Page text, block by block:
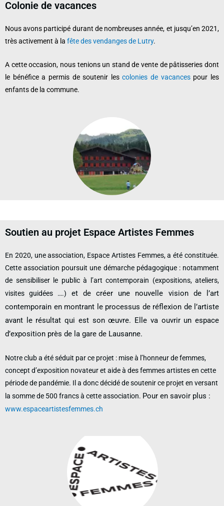
Colonie de vacances
Nous avons participé durant de nombreuses année, et jusqu’en 2021,
très activement à la fête des vendanges de Lutry.
A cette occasion, nous tenions un stand de vente de pâtisseries dont
le bénéfice a permis de soutenir lescolonies de vacancespour les
enfants de la commune.
Soutien au projet Espace Artistes Femmes
En 2020, une association, Espace Artistes Femmes, a été constituée.
Cette association poursuit une démarche pédagogique : notamment
de sensibiliser le public à l’art contemporain (expositions, ateliers,
visites guidées ….) et de créer une nouvelle vision de l’art
contemporain en montrant le processus de réflexion de l’artiste
avant le résultat qui est son œuvre. Elle va ouvrir un espace
d’exposition près de la gare de Lausanne.
Notre club a été séduit par ce projet : mise à l’honneur de femmes,
concept d’exposition novateur et aide à des femmes artistes en cette
période de pandémie. Il a donc décidé de soutenir ce projet en versant
la somme de 500 francs à cette association. Pour en savoir plus :
www.espaceartistesfemmes.ch